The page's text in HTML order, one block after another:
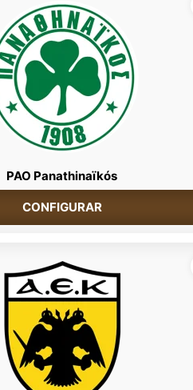
PAO Panathinaïkós
CONFIGURAR